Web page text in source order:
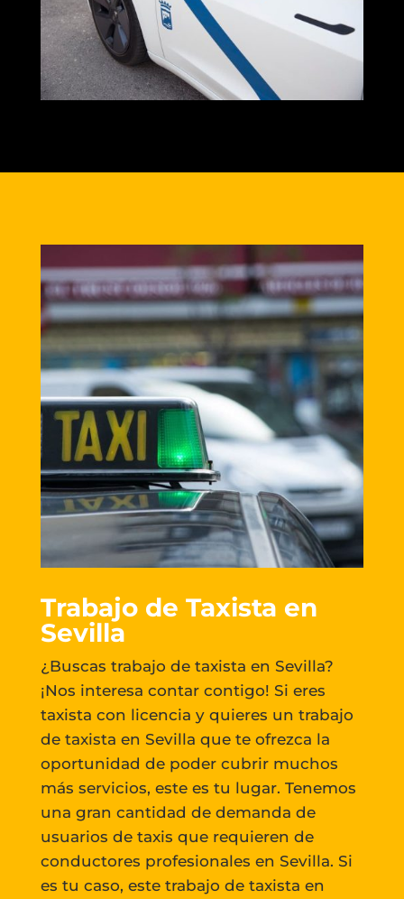
Trabajo de Taxista en
Sevilla
¿Buscas trabajo de taxista en Sevilla?
¡Nos interesa contar contigo! Si eres
taxista con licencia y quieres un trabajo
de taxista en Sevilla que te ofrezca la
oportunidad de poder cubrir muchos
más servicios, este es tu lugar. Tenemos
una gran cantidad de demanda de
usuarios de taxis que requieren de
conductores profesionales en Sevilla. Si
es tu caso, este trabajo de taxista en